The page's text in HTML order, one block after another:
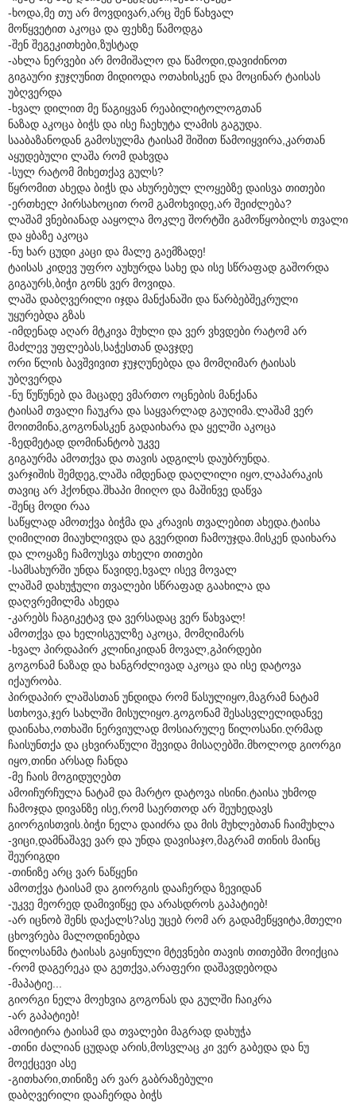
-ხოდა,მე თუ არ მოვდივარ,არც შენ წახვალ
მოწყვეტით აკოცა და ფეხზე წამოდგა
-შენ შეგეკითხები,ზუსტად
-ახლა ნერვები არ მომიშალო და წამოდი,დავიძინოთ
გიგაური ჯუჯღუნით მიდიოდა ოთახისკენ და მოცინარ ტაისას
უბღვერდა
-ხვალ დილით მე წაგიყვან რეაბილიტოლოგთან
ნაზად აკოცა ბიჭს და ისე ჩაეხუტა ლამის გაგუდა.
სააბაზანოდან გამოსულმა ტაისამ შიშით წამოიყვირა,კართან
აყუდებული ლაშა რომ დახვდა
-სულ რატომ მიხეთქავ გულს?
წყრომით ახედა ბიჭს და ახურებულ ლოყებზე დაისვა თითები
-ერთხელ პირსახოცით რომ გამოხვიდე,არ შეიძლება?
ლაშამ ვნებიანად ააყოლა მოკლე შორტში გამოწყობილს თვალი
და ყბაზე აკოცა
-ნუ ხარ ცუდი კაცი და მალე გაემზადე!
ტაისას კიდევ უფრო აუხურდა სახე და ისე სწრაფად გაშორდა
გიგაურს,ბიჭი გონს ვერ მოვიდა.
ლაშა დაბღვერილი იჯდა მანქანაში და წარბებშეკრული
უყურებდა გზას
-იმდენად აღარ მტკივა მუხლი და ვერ ვხვდები რატომ არ
მაძლევ უფლებას,საჭესთან დავჯდე
ორი წლის ბავშვივით ჯუჯღუნებდა და მომღიმარ ტაისას
უბღვერდა
-ნუ წუწუნებ და მაცადე ვმართო ოცნების მანქანა
ტაისამ თვალი ჩაუკრა და საყვარლად გაუღიმა.ლაშამ ვერ
მოითმინა,გოგონასკენ გადაიხარა და ყელში აკოცა
-ზედმეტად დომინანტობ უკვე
გიგაურმა ამოთქვა და თავის ადგილს დაუბრუნდა.
ვარჯიშის შემდეგ,ლაშა იმდენად დაღლილი იყო,ლაპარაკის
თავიც არ ჰქონდა.შხაპი მიიღო და მაშინვე დაწვა
-შენც მოდი რაა
საწყლად ამოთქვა ბიჭმა და კრავის თვალებით ახედა.ტაისა
ღიმილით მიაუხლივდა და გვერდით ჩამოუჯდა.მისკენ დაიხარა
და ლოყაზე ჩამოუსვა თხელი თითები
-სამსახურში უნდა წავიდე,ხვალ ისევ მოვალ
ლაშამ დახუჭული თვალები სწრაფად გაახილა და
დაღვრემილმა ახედა
-კარებს ჩაგიკეტავ და ვერსადაც ვერ წახვალ!
ამოთქვა და ხელისგულზე აკოცა, მომღიმარს
-ხვალ პირდაპირ კლინიკიდან მოვალ,გპირდები
გოგონამ ნაზად და ხანგრძლივად აკოცა და ისე დატოვა
იქაურობა.
პირდაპირ ლაშასთან უნდიდა რომ წასულიყო,მაგრამ ნატამ
სთხოვა,ჯერ სახლში მისულიყო.გოგონამ შესასვლელიდანვე
დაინახა,ოთხაში ნერვიულად მოსიარულე წილოსანი.ღრმად
ჩაისუნთქა და ცხვირაწული შევიდა მისაღებში.მხოლოდ გიორგი
იყო,თინი არსად ჩანდა
-მე ჩაის მოგიდუღებთ
ამოიჩურჩულა ნატამ და მარტო დატოვა ისინი.ტაისა უხმოდ
ჩამოჯდა დივანზე ისე,რომ საერთოდ არ შეუხედავს
გიორგისთვის.ბიჭი ნელა დაიძრა და მის მუხლებთან ჩაიმუხლა
-ვიცი,დამნაშავე ვარ და უნდა დავისაჯო,მაგრამ თინის მაინც
შეურიგდი
-თინიზე არც ვარ ნაწყენი
ამოთქვა ტაისამ და გიორგის დააჩერდა ზევიდან
-უკვე მეორედ დამივიწყე და არასდროს გაპატიებ!
-არ იცნობ შენს დაქალს?ასე უცებ რომ არ გადამეწყვიტა,მთელი
ცხოვრება მალოდინებდა
წილოსანმა ტაისას გაყინული მტევნები თავის თითებში მოიქცია
-რომ დაგერეკა და გეთქვა,არაფერი დაშავდებოდა
-მაპატიე...
გიორგი ნელა მოეხვია გოგონას და გულში ჩაიკრა
-არ გაპატიებ!
ამოიტირა ტაისამ და თვალები მაგრად დახუჭა
-თინი ძალიან ცუდად არის,მოსვლაც კი ვერ გაბედა და ნუ
მოექცევი ასე
-გითხარი,თინიზე არ ვარ გაბრაზებული
დაბღვერილი დააჩერდა ბიჭს